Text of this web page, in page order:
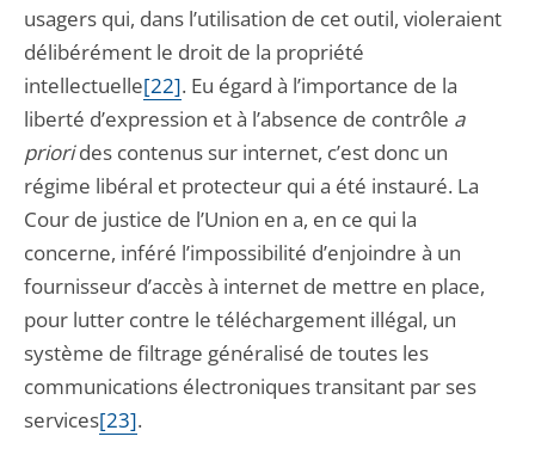
usagers qui, dans l’utilisation de cet outil, violeraient
délibérément le droit de la propriété
intellectuelle[22]. Eu égard à l’importance de la
liberté d’expression et à l’absence de contrôle a
priorides contenus sur internet, c’est donc un
régime libéral et protecteur qui a été instauré. La
Cour de justice de l’Union en a, en ce qui la
concerne, inféré l’impossibilité d’enjoindre à un
fournisseur d’accès à internet de mettre en place,
pour lutter contre le téléchargement illégal, un
système de filtrage généralisé de toutes les
communications électroniques transitant par ses
services[23].